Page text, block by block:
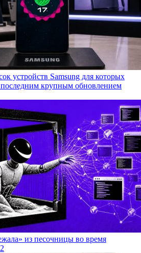
устройств Samsung для которых
последним крупным обновлением
из песочницы во время